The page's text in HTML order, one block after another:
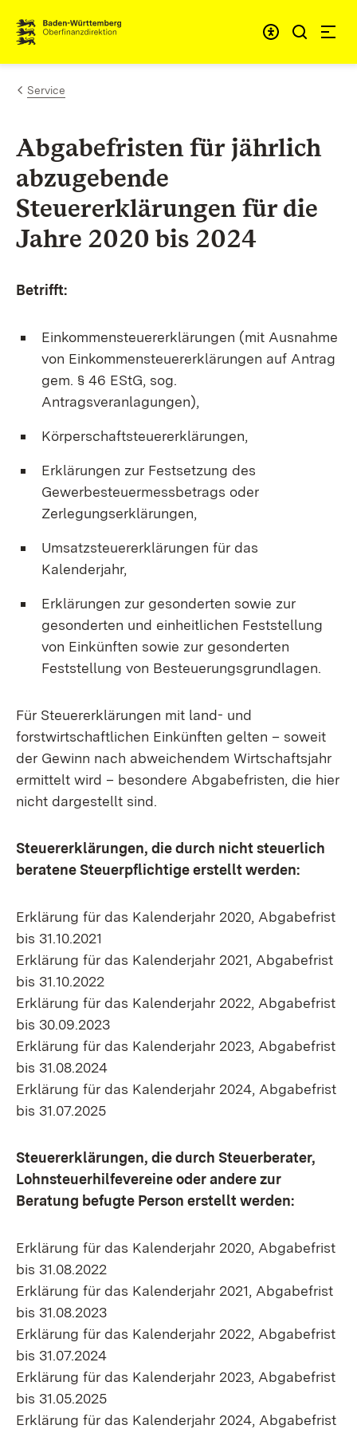
Zum Inhalt springen
Service
Abgabefristen für jährlich
abzugebende
Steuererklärungen für die
Jahre 2020 bis 2024
Betrifft:
Einkommensteuererklärungen (mit Ausnahme
von Einkommensteuererklärungen auf Antrag
gem. § 46 EStG, sog.
Antragsveranlagungen),
Körperschaftsteuererklärungen,
Erklärungen zur Festsetzung des
Gewerbesteuermessbetrags oder
Zerlegungserklärungen,
Umsatzsteuererklärungen für das
Kalenderjahr,
Erklärungen zur gesonderten sowie zur
gesonderten und einheitlichen Feststellung
von Einkünften sowie zur gesonderten
Feststellung von Besteuerungsgrundlagen.
Für Steuererklärungen mit land- und
forstwirtschaftlichen Einkünften gelten – soweit
der Gewinn nach abweichendem Wirtschaftsjahr
ermittelt wird – besondere Abgabefristen, die hier
nicht dargestellt sind.
Steuererklärungen, die durch nicht steuerlich
beratene Steuerpflichtige erstellt werden:
Erklärung für das Kalenderjahr 2020, Abgabefrist
bis 31.10.2021
Erklärung für das Kalenderjahr 2021, Abgabefrist
bis 31.10.2022
Erklärung für das Kalenderjahr 2022, Abgabefrist
bis 30.09.2023
Erklärung für das Kalenderjahr 2023, Abgabefrist
bis 31.08.2024
Erklärung für das Kalenderjahr 2024, Abgabefrist
bis 31.07.2025
Steuererklärungen, die durch Steuerberater,
Lohnsteuerhilfevereine oder andere zur
Beratung befugte Person erstellt werden:
Erklärung für das Kalenderjahr 2020, Abgabefrist
bis 31.08.2022
Erklärung für das Kalenderjahr 2021, Abgabefrist
bis 31.08.2023
Erklärung für das Kalenderjahr 2022, Abgabefrist
bis 31.07.2024
Erklärung für das Kalenderjahr 2023, Abgabefrist
bis 31.05.2025
Erklärung für das Kalenderjahr 2024, Abgabefrist